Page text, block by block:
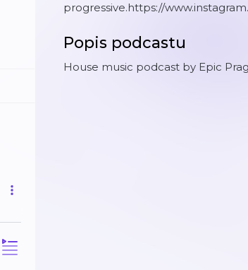
progressive.https://
Popis podcastu
House music podcast by Epic